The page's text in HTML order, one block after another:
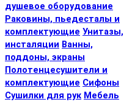
душевое оборудование
Раковины, пьедесталы и
комплектующие Унитазы,
инсталяции Ванны,
поддоны, экраны
Полотенцесушители и
комплектующие Сифоны
Сушилки для рук Мебель